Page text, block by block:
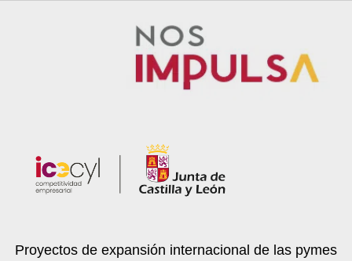
Proyectos de expansión internacional de las pymes